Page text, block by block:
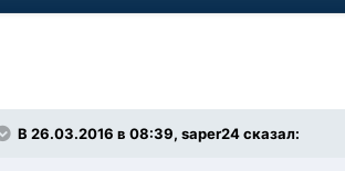
В 26.03.2016 в 08:39, saper24 сказал: